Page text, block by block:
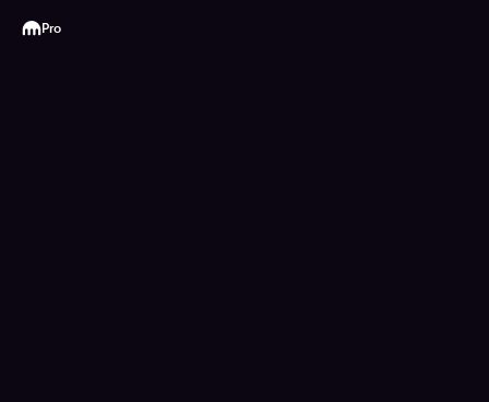
Kraken
Pro